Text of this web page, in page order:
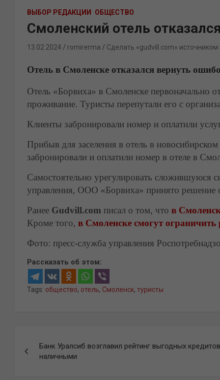
ВЫБОР РЕДАКЦИИ ОБЩЕСТВО
Смоленский отель
13.02.2024 romirerma Сделать «gudvill.com» источником
Отель в Смоленске отказался вернуть
Отель «Борвиха» в Смоленске первоначально
проживание. Туристы перепутали его с
Клиенты забронировали номер и оплатили
Прибыв для заселения в отель в
забронировали и оплатили номер в отеле в
Самостоятельно урегулировать сложившуюся
управления, ООО «Борвиха» принято решение
Ранее Gudvill.com писал о том, что в
Кроме того, в Смоленске смогут
Фото: пресс-служба управления
Рассказать об этом:
Tags: общество, отель, Смоленск, туристы
по
Банк Уралсиб возглавил рейтинг выгодных кредитов
наличными